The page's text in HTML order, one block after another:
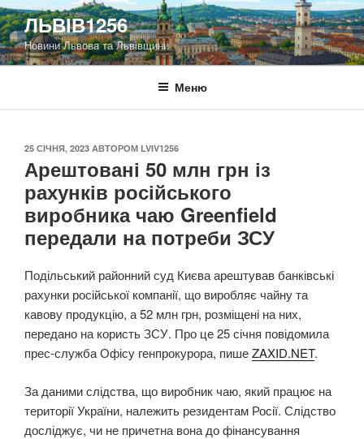
Перейти
до
вмісту
ЛЬВІВ1256
Новини Львова та Львівщини
Меню
ОПУБЛІКОВАНО
25 СІЧНЯ, 2023 АВТОРОМ LVIV1256
Арештовані 50 млн грн із
рахунків російського
виробника чаю Greenfield
передали на потреби ЗСУ
Подільський районний суд Києва арештував банківські
рахунки російської компанії, що виробляє чайну та
кавову продукцію, а 52 млн грн, розміщені на них,
передано на користь ЗСУ. Про це 25 січня повідомила
прес-служба Офісу генпрокурора, пишеZAXID.NET.
За даними слідства, що виробник чаю, який працює на
території України, належить резидентам Росії. Слідство
досліджує, чи не причетна вона до фінансування